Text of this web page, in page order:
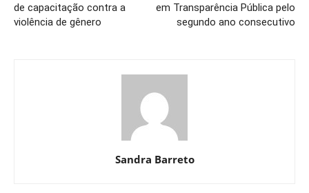
de capacitação contra a
violência de gênero
em Transparência Pública pelo
segundo ano consecutivo
Sandra Barreto